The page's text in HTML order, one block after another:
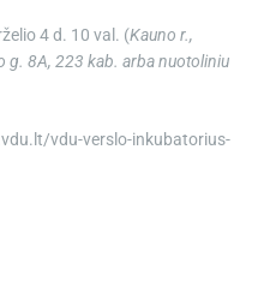
4 d. 10 val. (Kauno r.,
g. 8A, 223 kab. arba nuotoliniu
vdu-verslo-inkubatorius-